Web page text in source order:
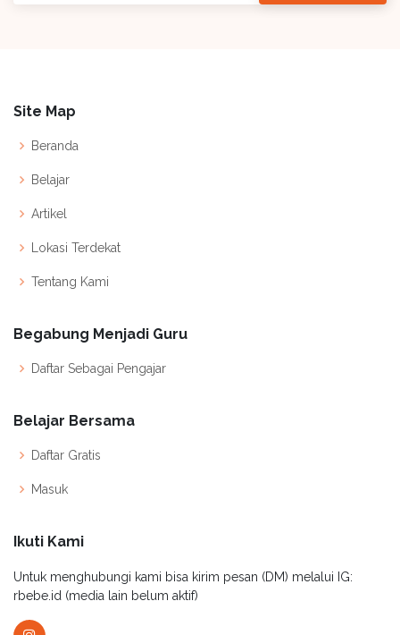
Site Map
Beranda
Belajar
Artikel
Lokasi Terdekat
Tentang Kami
Begabung Menjadi Guru
Daftar Sebagai Pengajar
Belajar Bersama
Daftar Gratis
Masuk
Ikuti Kami
Untuk menghubungi kami bisa kirim pesan (DM) melalui IG:
rbebe.id (media lain belum aktif)